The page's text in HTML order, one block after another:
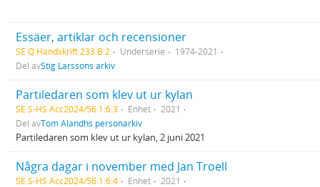
Essäer, artiklar och recensioner
SE Q Handskrift 233:B:2 Underserie
1974-2021
Del avStig Larssons arkiv
Partiledaren som klev ut ur kylan
SE S-HS Acc2024/56:1:6:3 Enhet
2021
Del avTom Alandhs personarkiv
Partiledaren som klev ut ur kylan, 2 juni 2021
Några dagar i november med Jan Troell
SE S-HS Acc2024/56:1:6:4 Enhet
2021